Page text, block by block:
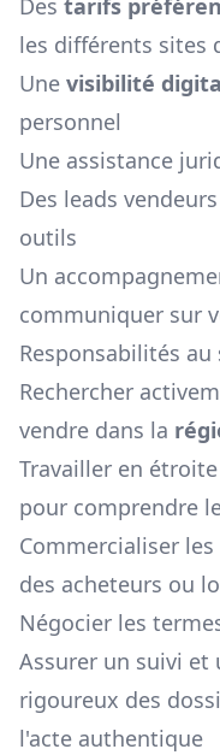
Des tarifs
les différents sites
Une visibilité
personnel
Une assistance
Des leads
outils
Un
communiquer sur
Responsabilités au
Rechercher
vendre dans la
Travailler en
pour comprendre
Commercialiser
des acheteurs ou
Négocier les
Assurer un suivi et
rigoureux des
l'acte authentique